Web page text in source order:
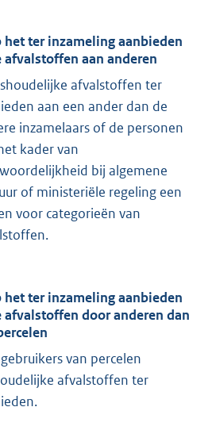
ter inzameling aanbieden
aan anderen
afvalstoffen ter
aan een ander dan de
inzamelaars of de personen
kader van
bij algemene
of ministeriële regeling een
voor categorieën van
ter inzameling aanbieden
door anderen dan
van percelen
afvalstoffen ter